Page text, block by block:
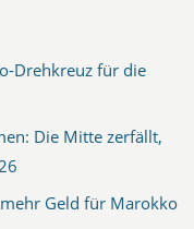
Drehkreuz für die
Die Mitte zerfällt,
Geld für Marokko